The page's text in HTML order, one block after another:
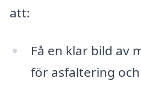
att:
Få en klar bild av
för asfaltering